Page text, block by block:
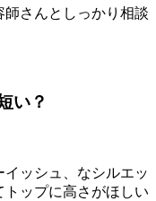
師さんとしっかり相談
い？
イッシュ、なシルエッ
トップに高さがほしい